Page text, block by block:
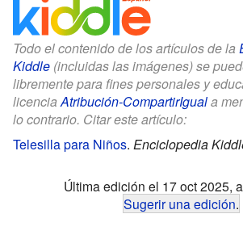
Todo el contenido de los artículos de la
Kiddle (incluidas las imágenes) se
libremente para fines personales y
licencia Atribución-CompartirIguala
lo contrario. Citar este artículo:
Telesilla para Niños. Enciclopedia
Última edición el 17 oct 2025,
Sugerir una edición.